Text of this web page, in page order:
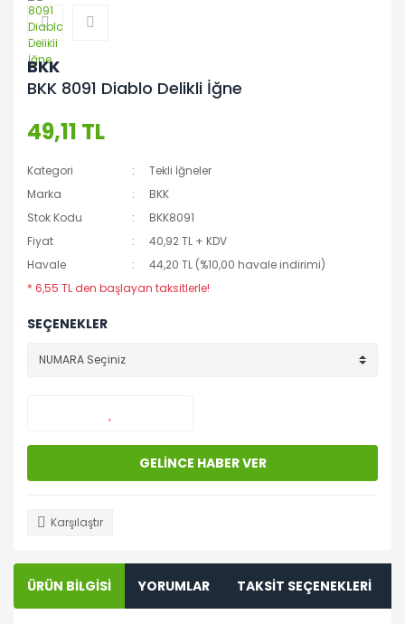
BKK
BKK 8091 Diablo Delikli İğne
49,11 TL
Kategori
Tekli İğneler
Marka
BKK
Stok Kodu
BKK8091
Fiyat
40,92 TL + KDV
Havale
44,20 TL (%10,00 havale indirimi)
* 6,55 TL den başlayan taksitlerle!
SEÇENEKLER
GELİNCE HABER VER
Karşılaştır
ÜRÜN BİLGİSİ YORUMLAR TAKSİT SEÇENEKLERİ